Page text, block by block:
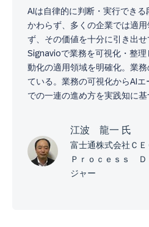
AIは自律的に判断・実行でき
かわらず、多くの企業では適
ず、その価値を十分に引き出
Signavioで業務を可視化・整理
動化の適用領域を明確化。業
ている。業務の可視化からAI
での一連の進め方を実践知に基
江波 龍一 氏
富士通株式会社Ｃ
Ｐｒｏｃｅｓｓ Ｄ
ジャー